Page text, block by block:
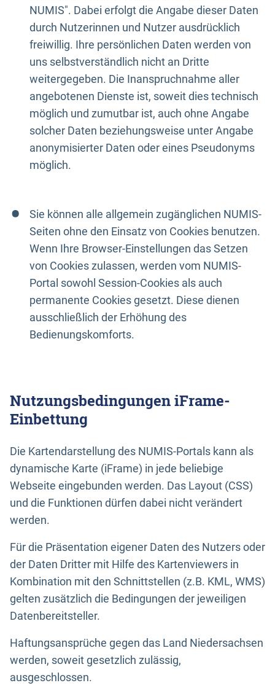
NUMIS". Dabei erfolgt die Angabe dieser Daten
durch Nutzerinnen und Nutzer ausdrücklich
freiwillig. Ihre persönlichen Daten werden von
uns selbstverständlich nicht an Dritte
weitergegeben. Die Inanspruchnahme aller
angebotenen Dienste ist, soweit dies technisch
möglich und zumutbar ist, auch ohne Angabe
solcher Daten beziehungsweise unter Angabe
anonymisierter Daten oder eines Pseudonyms
möglich.
Sie können alle allgemein zugänglichen NUMIS-
Seiten ohne den Einsatz von Cookies benutzen.
Wenn Ihre Browser-Einstellungen das Setzen
von Cookies zulassen, werden vom NUMIS-
Portal sowohl Session-Cookies als auch
permanente Cookies gesetzt. Diese dienen
ausschließlich der Erhöhung des
Bedienungskomforts.
Nutzungsbedingungen iFrame-
Einbettung
Die Kartendarstellung des NUMIS-Portals kann als
dynamische Karte (iFrame) in jede beliebige
Webseite eingebunden werden. Das Layout (CSS)
und die Funktionen dürfen dabei nicht verändert
werden.
Für die Präsentation eigener Daten des Nutzers oder
der Daten Dritter mit Hilfe des Kartenviewers in
Kombination mit den Schnittstellen (z.B. KML, WMS)
gelten zusätzlich die Bedingungen der jeweiligen
Datenbereitsteller.
Haftungsansprüche gegen das Land Niedersachsen
werden, soweit gesetzlich zulässig,
ausgeschlossen.